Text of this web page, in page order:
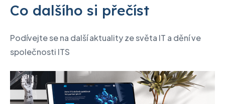
Co dalšího si přečíst
Podívejte se na další aktuality ze světa IT a dění ve
společnosti ITS